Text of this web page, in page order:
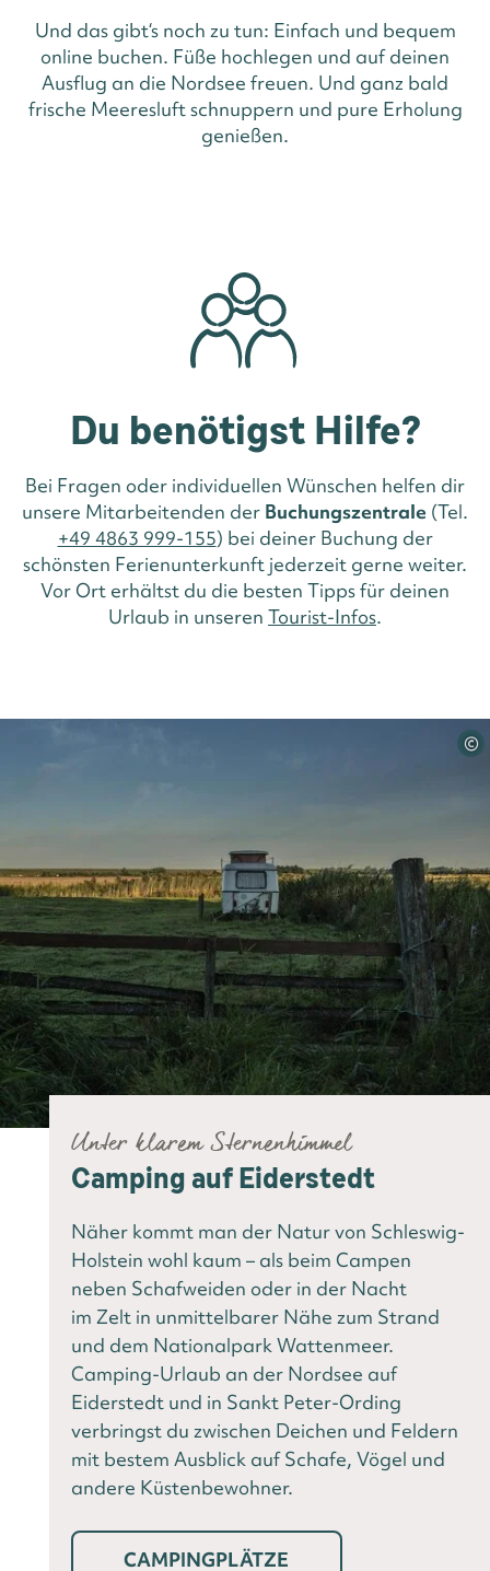
Und das gibt‘s noch zu tun: Einfach und bequem
online buchen. Füße hochlegen und auf deinen
Ausflug an die Nordsee freuen. Und ganz bald
frische Meeresluft schnuppern und pure Erholung
genießen.
Du benötigst Hilfe?
Bei Fragen oder individuellen Wünschen helfen dir
unsere Mitarbeitenden der Buchungszentrale (Tel.
+49 4863 999-155) bei deiner Buchung der
schönsten Ferienunterkunft jederzeit gerne weiter.
Vor Ort erhältst du die besten Tipps für deinen
Urlaub in unseren Tourist-Infos.
©
Unter klarem Sternenhimmel
Camping auf Eiderstedt
Näher kommt man der Natur von Schleswig-
Holstein wohl kaum – als beim Campen
neben Schafweiden oder in der Nacht
im Zelt in unmittelbarer Nähe zum Strand
und dem Nationalpark Wattenmeer.
Camping-Urlaub an der Nordsee auf
Eiderstedt und in Sankt Peter-Ording
verbringst du zwischen Deichen und Feldern
mit bestem Ausblick auf Schafe, Vögel und
andere Küstenbewohner.
CAMPINGPLÄTZE